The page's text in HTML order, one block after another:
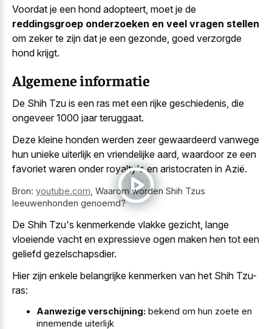
Voordat je een hond adopteert, moet je de
reddingsgroep onderzoeken en veel vragen stellen
om zeker te zijn dat je een gezonde, goed verzorgde
hond krijgt.
Algemene informatie
De Shih Tzu is een ras met een rijke geschiedenis, die
ongeveer 1000 jaar teruggaat.
Deze kleine honden werden zeer gewaardeerd vanwege
hun unieke uiterlijk en vriendelijke aard, waardoor ze een
favoriet waren onder royalty's en aristocraten in Azië.
Bron: youtube.com Waarom worden Shih Tzus
leeuwenhonden genoemd?
De Shih Tzu's kenmerkende vlakke gezicht, lange
vloeiende vacht en expressieve ogen maken hen tot een
geliefd gezelschapsdier.
Hier zijn enkele belangrijke kenmerken van het Shih Tzu-
ras:
Aanwezige verschijning: bekend om hun zoete en
innemende uiterlijk